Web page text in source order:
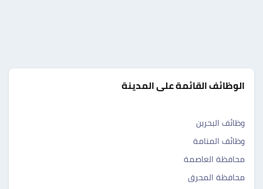
الوظائف القائمة على المدينة
وظائف البحرين
وظائف المنامة
محافظة العاصمة
محافظة المحرق